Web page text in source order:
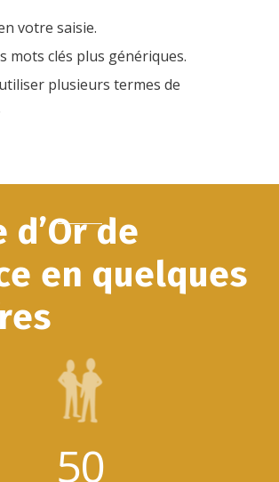
votre saisie.
mots clés plus génériques.
plusieurs termes de
d’Or de
en quelques
50